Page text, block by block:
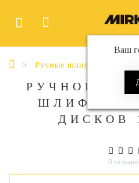
Ваш
Ручные шлифки
РУЧНОЙ
ШЛИФОК
ДИСКОВ
0